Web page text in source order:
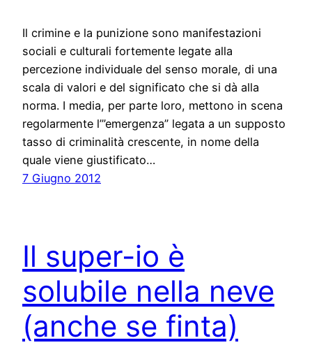
Il crimine e la punizione sono manifestazioni
sociali e culturali fortemente legate alla
percezione individuale del senso morale, di una
scala di valori e del significato che si dà alla
norma. I media, per parte loro, mettono in scena
regolarmente l’”emergenza” legata a un supposto
tasso di criminalità crescente, in nome della
quale viene giustificato…
7 Giugno 2012
Il super-io è
solubile nella neve
(anche se finta)